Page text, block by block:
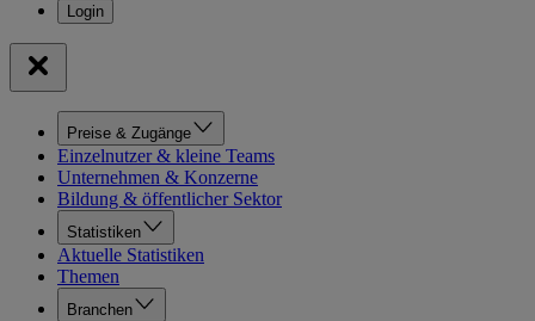
Preise & Zugänge
Einzelnutzer & kleine Teams
Unternehmen & Konzerne
Bildung & öffentlicher Sektor
Statistiken
Aktuelle Statistiken
Themen
Branchen